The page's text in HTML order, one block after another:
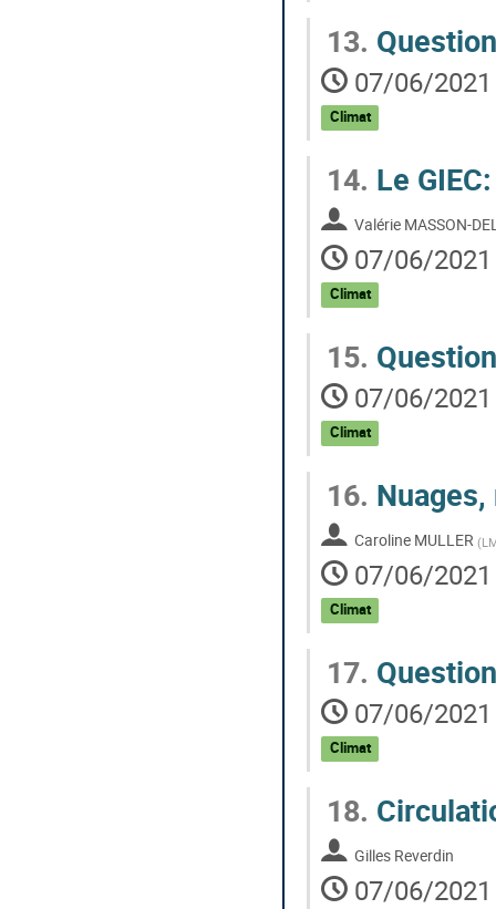
13.
07/06/
Climat
14. Le
Valérie MASSON-
07/06/
Climat
15.
07/06/
Climat
16.
Caroline MULLER (
07/06/
Climat
17.
07/06/
Climat
18.
Gilles Reverdin
07/06/